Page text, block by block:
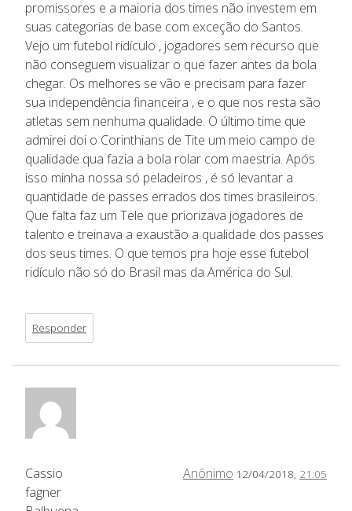
promissores e a maioria dos times não investem em
suas categorias de base com exceção do Santos.
Vejo um futebol ridículo , jogadores sem recurso que
não conseguem visualizar o que fazer antes da bola
chegar. Os melhores se vão e precisam para fazer
sua independência financeira , e o que nos resta são
atletas sem nenhuma qualidade. O último time que
admirei doi o Corinthians de Tite um meio campo de
qualidade qua fazia a bola rolar com maestria. Após
isso minha nossa só peladeiros , é só levantar a
quantidade de passes errados dos times brasileiros.
Que falta faz um Tele que priorizava jogadores de
talento e treinava a exaustão a qualidade dos passes
dos seus times. O que temos pra hoje esse futebol
ridículo não só do Brasil mas da América do Sul.
Responder
Anônimo 12/04/2018, 21:05
Cassio
fagner